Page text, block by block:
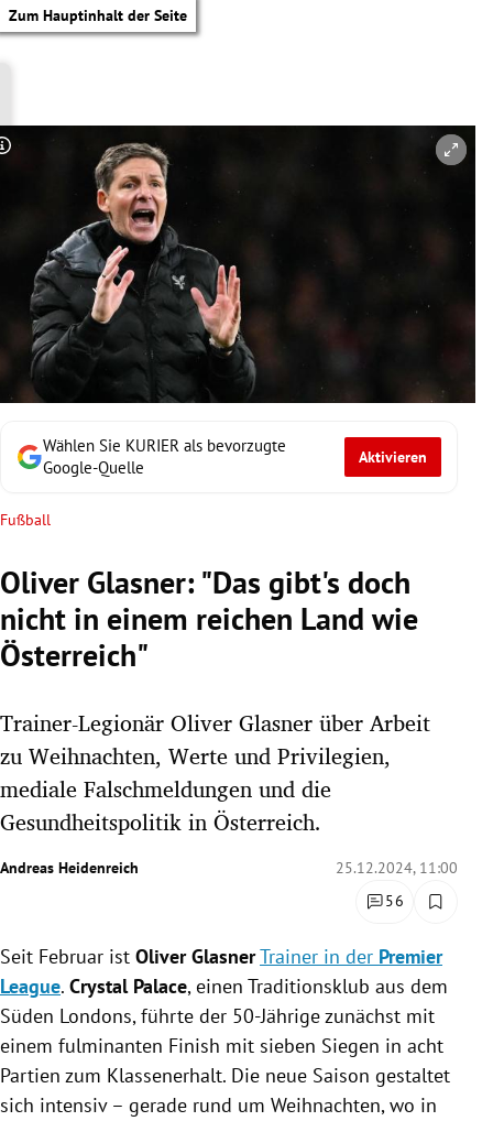
Zum Hauptinhalt der Seite
Untermenü
Untermenü
Untermenü
Untermenü
Untermenü
Untermenü
Untermenü
Wählen Sie KURIER als bevorzugte
Google-Quelle
Aktivieren
Fußball
Oliver Glasner: "Das gibt's doch
nicht in einem reichen Land wie
Österreich"
Trainer-Legionär Oliver Glasner über Arbeit
zu Weihnachten, Werte und Privilegien,
mediale Falschmeldungen und die
Gesundheitspolitik in Österreich.
Andreas Heidenreich
25.12.2024, 11:00
56
Copyright-Hinweis öffnen/schließen
Seit Februar ist Oliver GlasnerTrainer in der Premier
League. Crystal Palace, einen Traditionsklub aus dem
Süden Londons, führte der 50-Jährige zunächst mit
einem fulminanten Finish mit sieben Siegen in acht
Partien zum Klassenerhalt. Die neue Saison gestaltet
sich intensiv – gerade rund um Weihnachten, wo in